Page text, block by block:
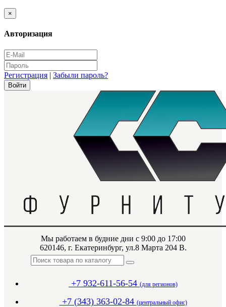
×
Авторизация
Регистрация | Забыли пароль?
Мы работаем в будние дни с 9:00 до 17:00
620146, г. Екатеринбург, ул.8 Марта 204 В.
+7 932-611-56-54 (для регионов)
+7 (343) 363-02-84 (центральный офис)